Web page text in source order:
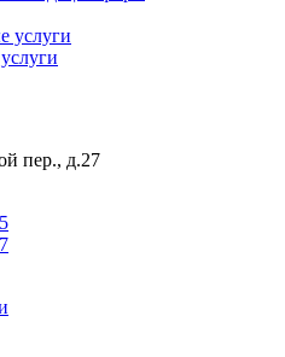
услуги
пер., д.27